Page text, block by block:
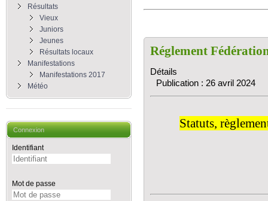
Résultats
Vieux
Juniors
Jeunes
Résultats locaux
Manifestations
Manifestations 2017
Météo
Connexion
Identifiant
Mot de passe
Réglement
Détails
Publication : 26 avril 2024
Statuts,